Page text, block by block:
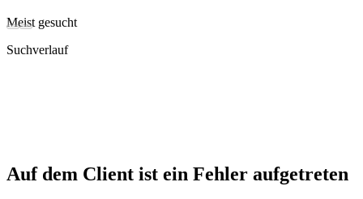
Meist gesucht
Suchverlauf
Auf dem Client ist ein Fehler aufgetreten